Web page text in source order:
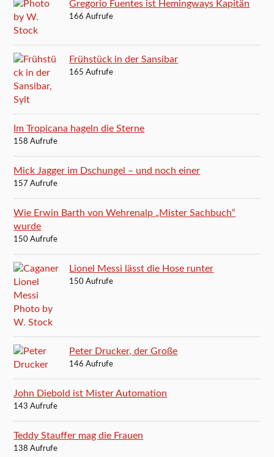
Gregorio Fuentes ist Hemingways Kapitän
166 Aufrufe
Frühstück in der Sansibar
165 Aufrufe
Im Tropicana hageln die Sterne
158 Aufrufe
Mick Jagger im Dschungel – und noch einer
157 Aufrufe
Wie Erwin Barth von Wehrenalp „Mister Sachbuch“
wurde
150 Aufrufe
Lionel Messi lässt die Hose runter
150 Aufrufe
Peter Drucker, der Große
146 Aufrufe
John Diebold ist Mister Automation
143 Aufrufe
Teddy Stauffer mag die Frauen
138 Aufrufe